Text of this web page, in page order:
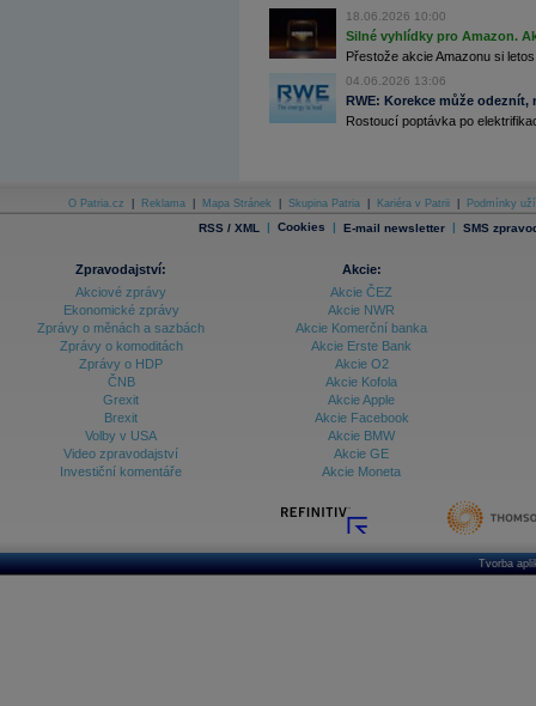
Databanka - Trh práce
Databanka - Úrokové sazby
Databanka - Veřejné rozpočty
Databanka - Zahraniční obchod a platební
Databanka akcie - Svět
Denní přehled - Akcie ČR
18.06.2026 10:00
Silné vyhlídky pro Amazon.
Přestože akcie Amazonu si
04.06.2026 13:06
RWE: Korekce může
Rostoucí poptávka po
O Patria.cz Reklama Mapa Stránek Skupina Patria Kariéra v Patrii Podmínky
RSS / XML | Cookies | E-mail newsletter | SMS
Zpravodajství:
Akciové zprávy
Ekonomické zprávy
Zprávy o měnách a sazbách
Zprávy o komoditách
Zprávy o HDP
ČNB
Grexit
Brexit
Volby v USA
Video zpravodajství
Investiční komentáře
Akcie:
Akcie ČEZ
Akcie NWR
Akcie Komerční banka
Akcie Erste Bank
Akcie O2
Akcie Kofola
Akcie Apple
Akcie Facebook
Akcie BMW
Akcie GE
Akcie Moneta
Tvorba